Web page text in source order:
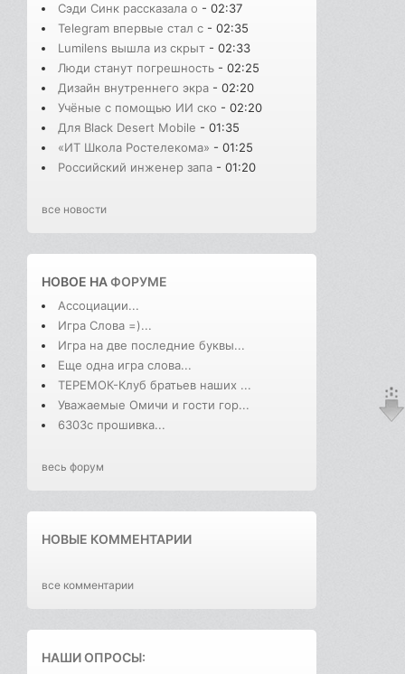
Сэди Синк рассказала о - 02:37
Telegram впервые стал с - 02:35
Lumilens вышла из скрыт - 02:33
Люди станут погрешность - 02:25
Дизайн внутреннего экра - 02:20
Учёные с помощью ИИ ско - 02:20
Для Black Desert Mobile - 01:35
«ИТ Школа Ростелекома» - 01:25
Российский инженер запа - 01:20
все новости
НОВОЕ НАФОРУМЕ
Ассоциации...
Игра Слова =)...
Игра на две последние буквы...
Еще одна игра слова...
ТЕРЕМОК-Клуб братьев наших ...
Уважаемые Омичи и гости гор...
6303с прошивка...
весь форум
НОВЫЕ КОММЕНТАРИИ
все комментарии
НАШИ ОПРОСЫ: